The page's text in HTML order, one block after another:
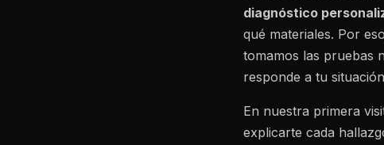
diagnóstico
qué materiales. Por
tomamos las pruebas
responde a tu
En nuestra primera
explicarte cada